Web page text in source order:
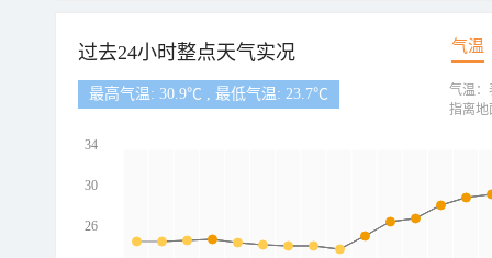
过去24小时整点天气实况 气温
最高气温: 30.9℃ , 最低气温: 23.7℃
34
30
26
气温：
指离地